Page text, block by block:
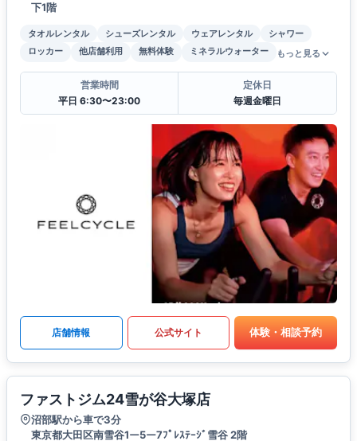
下1階
タオルレンタル シューズレンタル ウェアレンタル
シャワー
ロッカー
他店舗利用 無料体験 ミネラルウォーター もっと見る
営業時間
平日 6:30〜23:00
定休日
毎週金曜日
店舗情報 公式サイト 体験・相談予約
ファストジム24雪が谷大塚店
沼部駅から車で3分
東京都大田区南雪谷1ー5ー7ﾌﾟﾚｽﾃｰｼﾞ雪谷 2階